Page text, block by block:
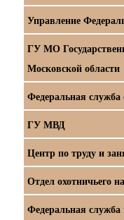
Управление
ГУ МО
Московской области
Федеральная служба
ГУ МВД
Центр по труду и
Отдел охотничьего
Федеральная